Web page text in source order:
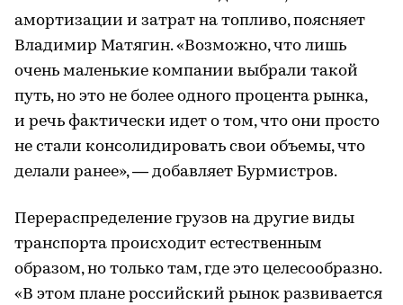
амортизации и затрат на топливо, поясняет
Владимир Матягин. «Возможно, что лишь
очень маленькие компании выбрали такой
путь, но это не более одного процента рынка,
и речь фактически идет о том, что они просто
не стали консолидировать свои объемы, что
делали ранее», — добавляет Бурмистров.
Перераспределение грузов на другие виды
транспорта происходит естественным
образом, но только там, где это целесообразно.
«В этом плане российский рынок развивается